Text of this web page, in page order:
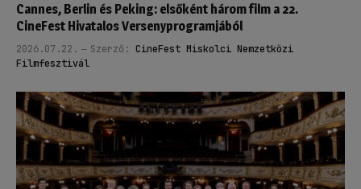
Cannes, Berlin és Peking: elsőként három film a 22.
CineFest Hivatalos Versenyprogramjából
2026.07.22. Szerző: CineFest Miskolci Nemzetközi
Filmfesztivál